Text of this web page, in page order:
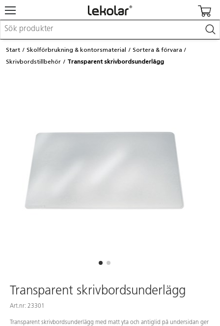
Möbler & inredning
Lekplatsutrustning & utemiljö
Logga in / Registrera dig
Hitta din säljare
Kontakta Lekolar
Start Skolförbrukning & kontorsmaterial
Sortera & förvara
Skrivbordstillbehör
Transparent skrivbordsunderlägg
Transparent skrivbordsunderlägg
Art.nr: 23301
Transparent skrivbordsunderlägg med matt yta och antiglid på undersidan ger